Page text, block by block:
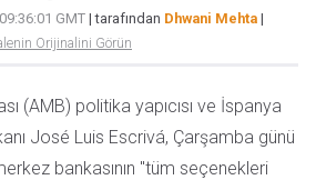
GMT | tarafından Dhwani Mehta |
Orijinalini Görün
(AMB) politika yapıcısı ve İspanya
José Luis Escrivá, Çarşamba günü
bankasının "tüm seçenekleri